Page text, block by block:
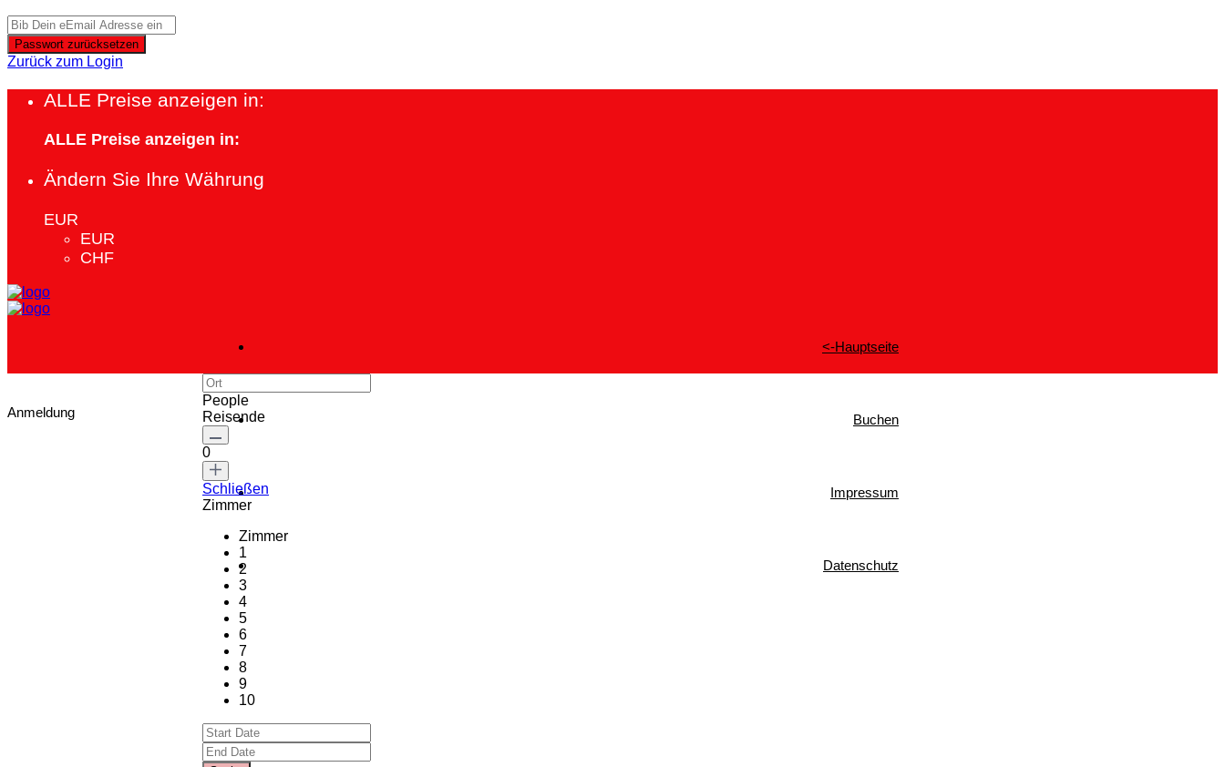
Passwort zurücksetzen
Zurück zum Login
ALLE Preise anzeigen in:
ALLE Preise anzeigen in:
Ändern Sie Ihre Währung
EUR
EUR
CHF
<-Hauptseite
Buchen
Impressum
Datenschutz
Anmeldung
People
Reisende
0
Schließen
Zimmer
Zimmer
1
2
3
4
5
6
7
8
9
10